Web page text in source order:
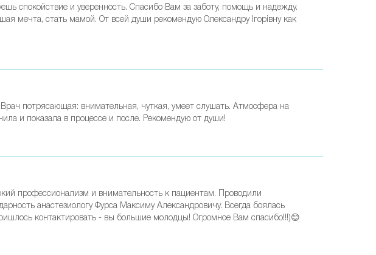
спокойствие и уверенность. Спасибо Вам за заботу, помощь и надежду.
мечта, стать мамой. От всей души рекомендую Олександру Ігорівну как
потрясающая: внимательная, чуткая, умеет слушать. Атмосфера на
и показала в процессе и после. Рекомендую от души!
профессионализм и внимательность к пациентам. Проводили
анастезиологу Фурса Максиму Александровичу. Всегда боялась
контактировать - вы большие молодцы! Огромное Вам спасибо!!!)😊